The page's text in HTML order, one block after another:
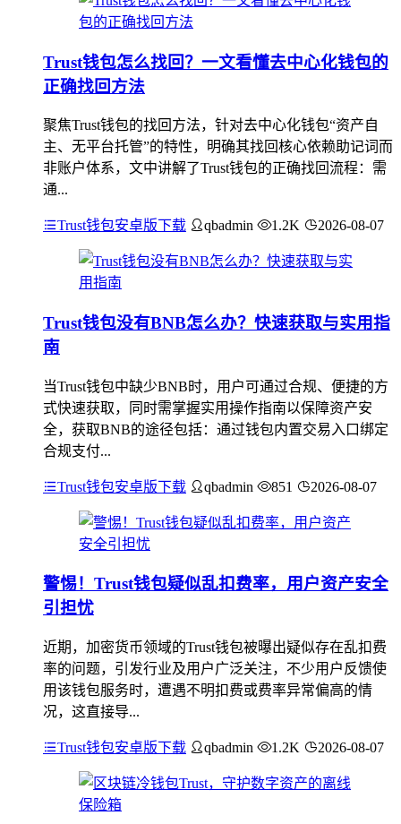
Trust钱包怎么找回？一文看懂去中心化钱包的
正确找回方法
聚焦Trust钱包的找回方法，针对去中心化钱包“资产自
主、无平台托管”的特性，明确其找回核心依赖助记词而
非账户体系，文中讲解了Trust钱包的正确找回流程：需
通...
Trust钱包安卓版下载 qbadmin 1.2K 2026-08-07
Trust钱包没有BNB怎么办？快速获取与实用指
南
当Trust钱包中缺少BNB时，用户可通过合规、便捷的方
式快速获取，同时需掌握实用操作指南以保障资产安
全，获取BNB的途径包括：通过钱包内置交易入口绑定
合规支付...
Trust钱包安卓版下载 qbadmin 851 2026-08-07
警惕！Trust钱包疑似乱扣费率，用户资产安全
引担忧
近期，加密货币领域的Trust钱包被曝出疑似存在乱扣费
率的问题，引发行业及用户广泛关注，不少用户反馈使
用该钱包服务时，遭遇不明扣费或费率异常偏高的情
况，这直接导...
Trust钱包安卓版下载 qbadmin 1.2K 2026-08-07